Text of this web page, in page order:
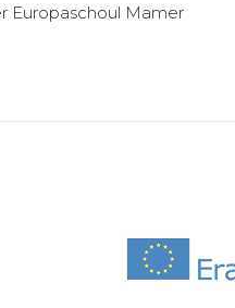
Europaschoul Mamer